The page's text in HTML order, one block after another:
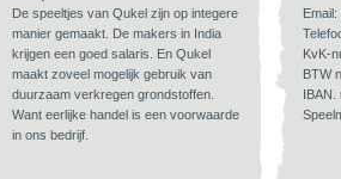
De speeltjes van Qukel zijn op integere
manier gemaakt. De makers in India
krijgen een goed salaris. En Qukel
maakt zoveel mogelijk gebruik van
duurzaam verkregen grondstoffen.
Want eerlijke handel is een voorwaarde
in ons bedrijf.
Email:
KvK-
BTW
IBAN.